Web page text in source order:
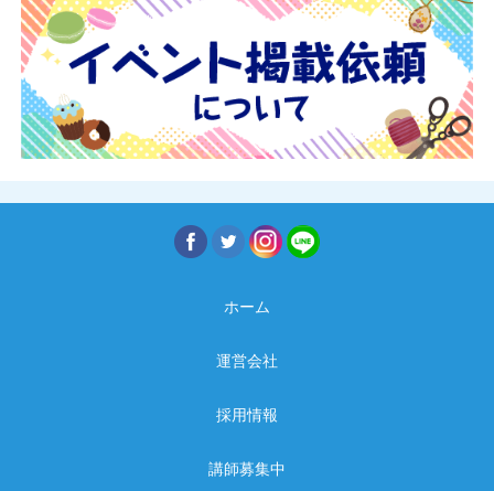
ホーム
運営会社
採用情報
講師募集中